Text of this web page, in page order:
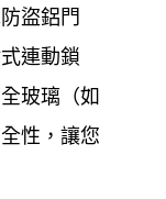
新裝、設計、
，深入一般社
，對於施工前
，所以能將最
希望為客戶創
盜鋁門
連動鎖
玻璃（如
性，讓您